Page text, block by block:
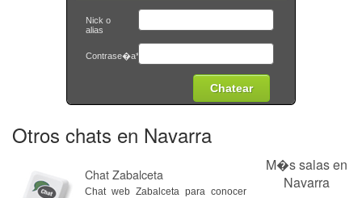
Nick o
alias
Contrase�a*
Otros chats en Navarra
Chat Zabalceta
Chat web Zabalceta para conocer
M�s salas en
Navarra